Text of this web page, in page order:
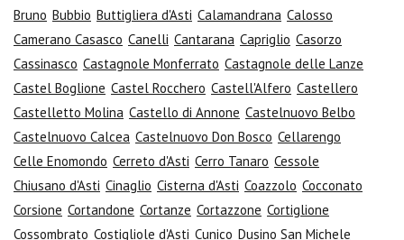
Bruno Bubbio Buttigliera d'Asti Calamandrana Calosso
Camerano Casasco Canelli Cantarana Capriglio Casorzo
Cassinasco Castagnole Monferrato Castagnole delle Lanze
Castel Boglione Castel Rocchero Castell'Alfero Castellero
Castelletto Molina Castello di Annone Castelnuovo Belbo
Castelnuovo Calcea Castelnuovo Don Bosco Cellarengo
Celle Enomondo Cerreto d'Asti Cerro Tanaro Cessole
Chiusano d'Asti Cinaglio Cisterna d'Asti Coazzolo Cocconato
Corsione Cortandone Cortanze Cortazzone Cortiglione
Cossombrato Costigliole d'Asti Cunico Dusino San Michele